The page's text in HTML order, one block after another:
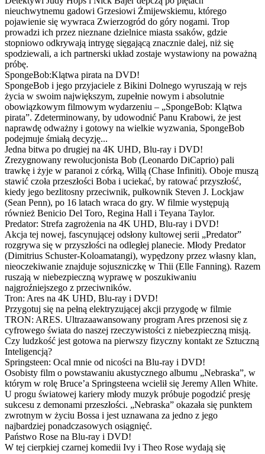
nieuchwytnemu gadowi Grzesiowi Żmijewskiemu, którego
pojawienie się wywraca Zwierzogród do góry nogami. Trop
prowadzi ich przez nieznane dzielnice miasta ssaków, gdzie
stopniowo odkrywają intrygę sięgającą znacznie dalej, niż się
spodziewali, a ich partnerski układ zostaje wystawiony na poważną
próbę.
SpongeBob:Klątwa pirata na DVD!
SpongeBob i jego przyjaciele z Bikini Dolnego wyruszają w rejs
życia w swoim największym, zupełnie nowym i absolutnie
obowiązkowym filmowym wydarzeniu – „SpongeBob: Klątwa
pirata”. Zdeterminowany, by udowodnić Panu Krabowi, że jest
naprawdę odważny i gotowy na wielkie wyzwania, SpongeBob
podejmuje śmiałą decyzję...
Jedna bitwa po drugiej na 4K UHD, Blu-ray i DVD!
Zrezygnowany rewolucjonista Bob (Leonardo DiCaprio) pali
trawkę i żyje w paranoi z córką, Willą (Chase Infiniti). Oboje muszą
stawić czoła przeszłości Boba i uciekać, by ratować przyszłość,
kiedy jego bezlitosny przeciwnik, pułkownik Steven J. Lockjaw
(Sean Penn), po 16 latach wraca do gry. W filmie występują
również Benicio Del Toro, Regina Hall i Teyana Taylor.
Predator: Strefa zagrożenia na 4K UHD, Blu-ray i DVD!
Akcja tej nowej, fascynującej odsłony kultowej serii „Predator”
rozgrywa się w przyszłości na odległej planecie. Młody Predator
(Dimitrius Schuster-Koloamatangi), wypędzony przez własny klan,
nieoczekiwanie znajduje sojuszniczkę w Thii (Elle Fanning). Razem
ruszają w niebezpieczną wyprawę w poszukiwaniu
najgroźniejszego z przeciwników.
Tron: Ares na 4K UHD, Blu-ray i DVD!
Przygotuj się na pełną elektryzującej akcji przygodę w filmie
TRON: ARES. Ultrazaawansowany program Ares przenosi się z
cyfrowego świata do naszej rzeczywistości z niebezpieczną misją.
Czy ludzkość jest gotowa na pierwszy fizyczny kontakt ze Sztuczną
Inteligencją?
Springsteen: Ocal mnie od nicości na Blu-ray i DVD!
Osobisty film o powstawaniu akustycznego albumu „Nebraska”, w
którym w rolę Bruce’a Springsteena wcielił się Jeremy Allen White.
U progu światowej kariery młody muzyk próbuje pogodzić presję
sukcesu z demonami przeszłości. „Nebraska” okazała się punktem
zwrotnym w życiu Bossa i jest uznawana za jedno z jego
najbardziej ponadczasowych osiągnięć.
Państwo Rose na Blu-ray i DVD!
W tej cierpkiej czarnej komedii Ivy i Theo Rose wydają się